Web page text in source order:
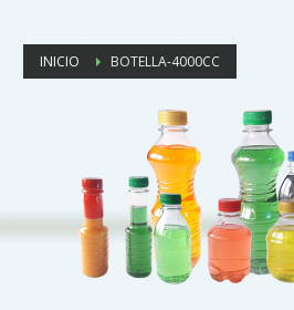
INICIO BOTELLA-4000CC